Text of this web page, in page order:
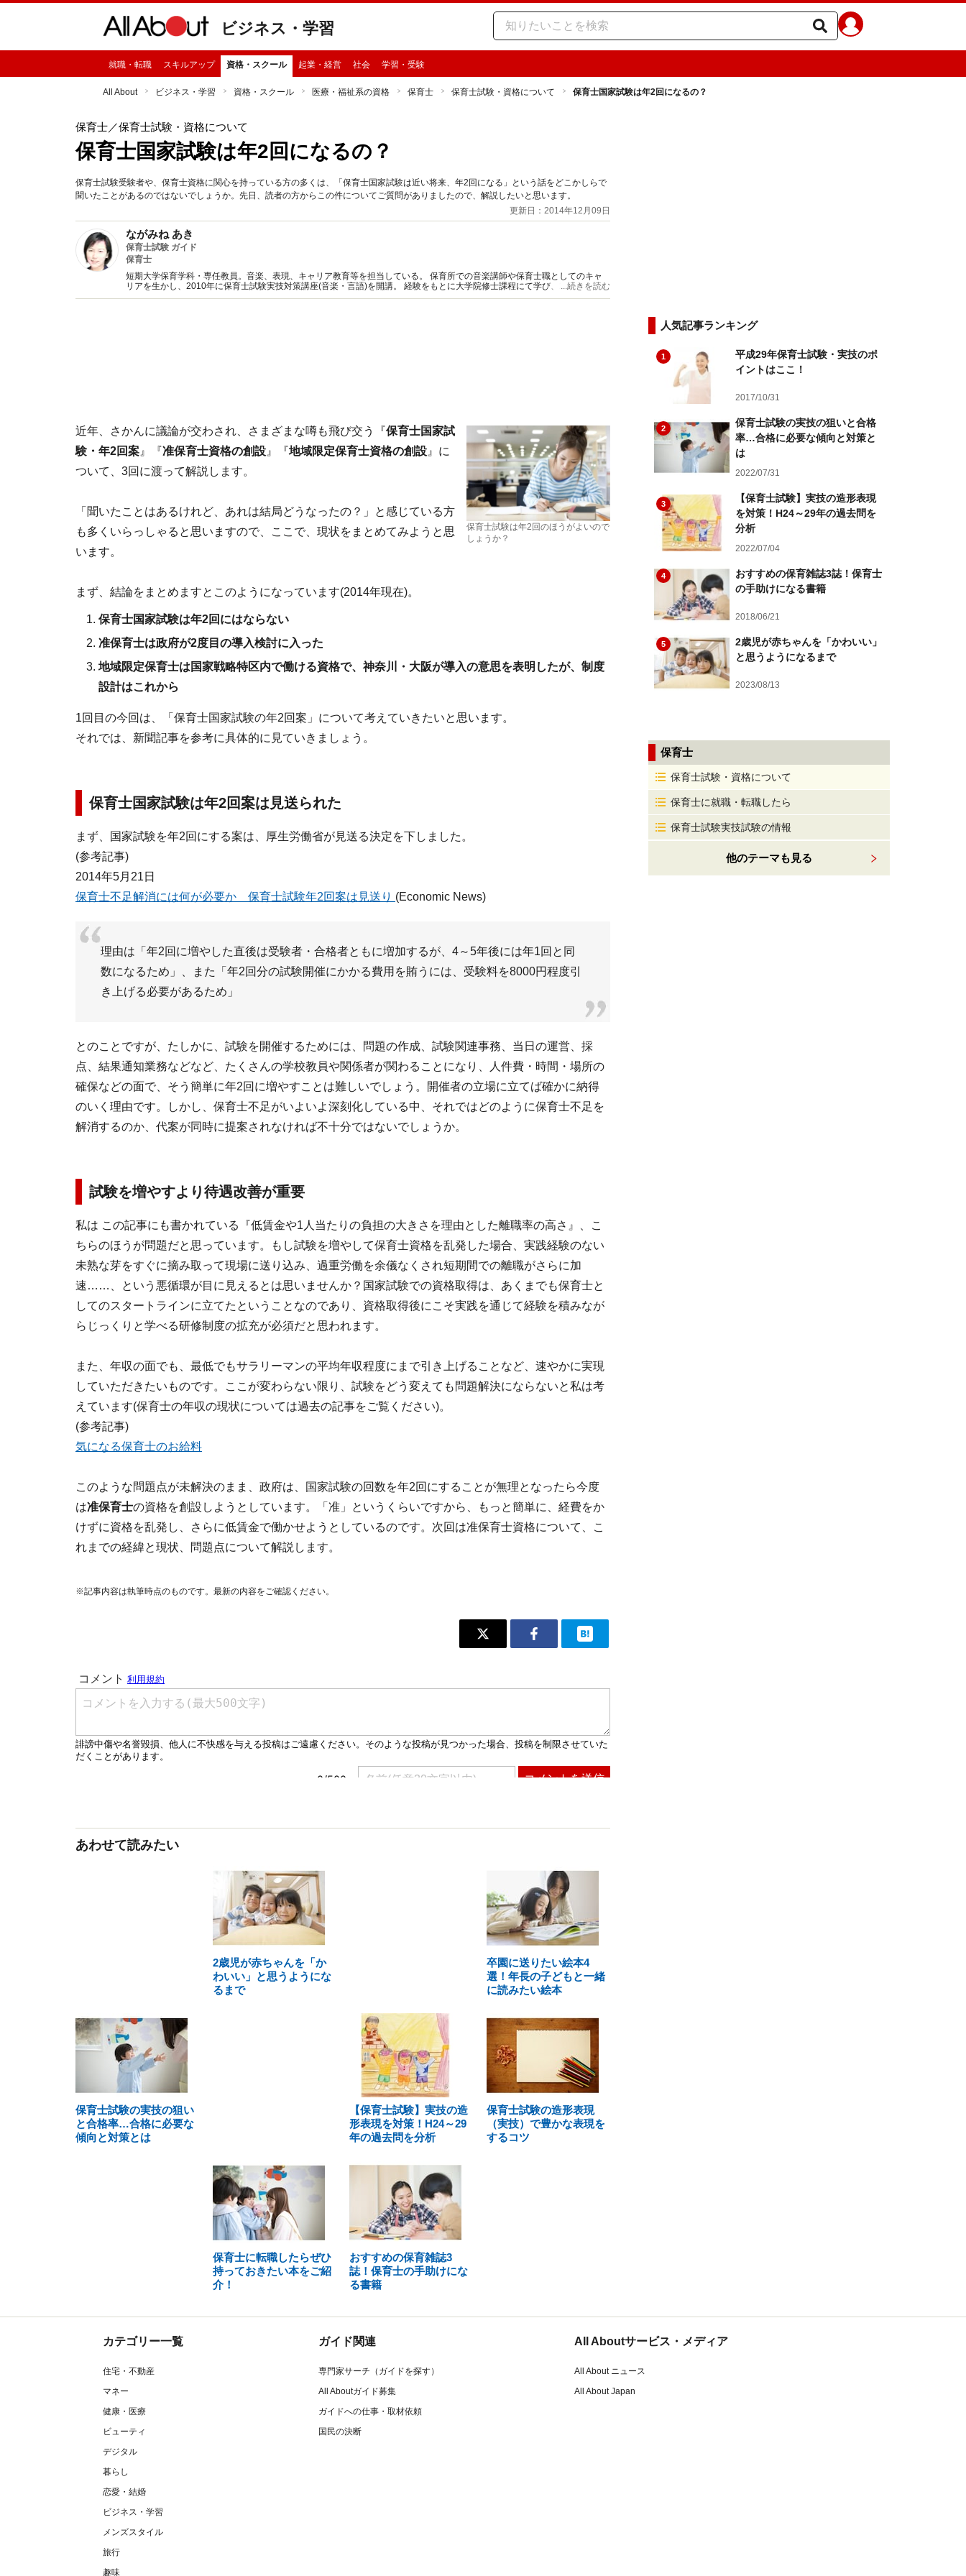
ビジネス・学習
就職・転職 スキルアップ 資格・スクール 起業・経営 社会 学習・受験
All About ビジネス・学習 資格・スクール 医療・福祉系の資格 保育士 保育士試験・資格について 保育士国家試験は年2回になるの？
保育士／保育士試験・資格について
保育士国家試験は年2回になるの？
保育士試験受験者や、保育士資格に関心を持っている方の多くは、「保育士国家試験は近い将来、年2回になる」という話をどこかしらで
聞いたことがあるのではないでしょうか。先日、読者の方からこの件についてご質問がありましたので、解説したいと思います。
更新日：2014年12月09日
ながみね あき
保育士試験 ガイド
保育士
短期大学保育学科・専任教員。音楽、表現、キャリア教育等を担当している。 保育所での音楽講師や保育士職としてのキャ
リアを生かし、2010年に保育士試験実技対策講座(音楽・言語)を開講。 経験をもとに大学院修士課程にて学び、2017年より
現職。
...続きを読む
保育士試験は年2回のほうがよいので
しょうか？
近年、さかんに議論が交わされ、さまざまな噂も飛び交う『保育士国家試
験・年2回案 』『准保育士資格の創設 』『地域限定保育士資格の創設 』に
ついて、3回に渡って解説します。
「聞いたことはあるけれど、あれは結局どうなったの？」と感じている方
も多くいらっしゃると思いますので、ここで、現状をまとめてみようと思
います。
まず、結論をまとめますとこのようになっています(2014年現在)。
保育士国家試験は年2回にはならない
准保育士は政府が2度目の導入検討に入った
地域限定保育士は国家戦略特区内で働ける資格で、神奈川・大阪が導入の意思を表明したが、制度
設計はこれから
1回目の今回は、「保育士国家試験の年2回案」について考えていきたいと思います。
それでは、新聞記事を参考に具体的に見ていきましょう。
保育士国家試験は年2回案は見送られた
まず、国家試験を年2回にする案は、厚生労働省が見送る決定を下しました。
(参考記事)
2014年5月21日
保育士不足解消には何が必要か 保育士試験年2回案は見送り (Economic News)
理由は「年2回に増やした直後は受験者・合格者ともに増加するが、4～5年後には年1回と同
数になるため」、また「年2回分の試験開催にかかる費用を賄うには、受験料を8000円程度引
き上げる必要があるため」
とのことですが、たしかに、試験を開催するためには、問題の作成、試験関連事務、当日の運営、採
点、結果通知業務などなど、たくさんの学校教員や関係者が関わることになり、人件費・時間・場所の
確保などの面で、そう簡単に年2回に増やすことは難しいでしょう。開催者の立場に立てば確かに納得
のいく理由です。しかし、保育士不足がいよいよ深刻化している中、それではどのように保育士不足を
解消するのか、代案が同時に提案されなければ不十分ではないでしょうか。
試験を増やすより待遇改善が重要
私は この記事にも書かれている『低賃金や1人当たりの負担の大きさを理由とした離職率の高さ』、こ
ちらのほうが問題だと思っています。もし試験を増やして保育士資格を乱発した場合、実践経験のない
未熟な芽をすぐに摘み取って現場に送り込み、過重労働を余儀なくされ短期間での離職がさらに加
速……、という悪循環が目に見えるとは思いませんか？国家試験での資格取得は、あくまでも保育士と
してのスタートラインに立てたということなのであり、資格取得後にこそ実践を通じて経験を積みなが
らじっくりと学べる研修制度の拡充が必須だと思われます。
また、年収の面でも、最低でもサラリーマンの平均年収程度にまで引き上げることなど、速やかに実現
していただきたいものです。ここが変わらない限り、試験をどう変えても問題解決にならないと私は考
えています(保育士の年収の現状については過去の記事をご覧ください)。
(参考記事)
気になる保育士のお給料
このような問題点が未解決のまま、政府は、国家試験の回数を年2回にすることが無理となったら今度
は准保育士の資格を創設しようとしています。「准」というくらいですから、もっと簡単に、経費をか
けずに資格を乱発し、さらに低賃金で働かせようとしているのです。次回は准保育士資格について、こ
れまでの経緯と現状、問題点について解説します。
※記事内容は執筆時点のものです。最新の内容をご確認ください。
あわせて読みたい
2歳児が赤ちゃんを「か
わいい」と思うようにな
るまで
卒園に送りたい絵本4
選！年長の子どもと一緒
に読みたい絵本
保育士試験の実技の狙い
と合格率…合格に必要な
傾向と対策とは
【保育士試験】実技の造
形表現を対策！H24～29
年の過去問を分析
保育士試験の造形表現
（実技）で豊かな表現を
するコツ
保育士に転職したらぜひ
持っておきたい本をご紹
介！
おすすめの保育雑誌3
誌！保育士の手助けにな
る書籍
人気記事ランキング
1
平成29年保育士試験・実技のポ
イントはここ！
2017/10/31
2
保育士試験の実技の狙いと合格
率…合格に必要な傾向と対策と
は
2022/07/31
3
【保育士試験】実技の造形表現
を対策！H24～29年の過去問を
分析
2022/07/04
4
おすすめの保育雑誌3誌！保育士
の手助けになる書籍
2018/06/21
5
2歳児が赤ちゃんを「かわいい」
と思うようになるまで
2023/08/13
保育士
保育士試験・資格について
保育士に就職・転職したら
保育士試験実技試験の情報
他のテーマも見る
カテゴリー一覧
住宅・不動産
マネー
健康・医療
ビューティ
デジタル
暮らし
恋愛・結婚
ビジネス・学習
メンズスタイル
旅行
趣味
ガイド関連
専門家サーチ（ガイドを探す）
All Aboutガイド募集
ガイドへの仕事・取材依頼
国民の決断
All Aboutサービス・メディア
All About ニュース
All About Japan